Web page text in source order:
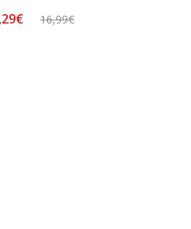
16,99€